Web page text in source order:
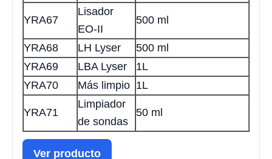
YRA67
Lisador
EO-II
500 ml
YRA68 LH Lyser
500 ml
YRA69
LBA Lyser
1L
YRA70
Más limpio 1L
YRA71
Limpiador
de sondas
50 ml
Ver producto